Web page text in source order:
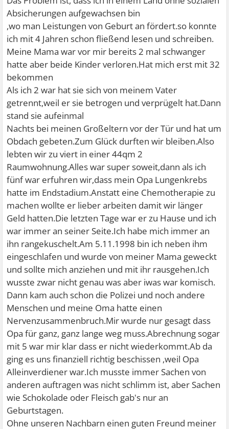
Absicherungen aufgewachsen bin
,wo man Leistungen von Geburt an fördert.so konnte
ich mit 4 Jahren schon fließend lesen und schreiben.
Meine Mama war vor mir bereits 2 mal schwanger
hatte aber beide Kinder verloren.Hat mich erst mit 32
bekommen
Als ich 2 war hat sie sich von meinem Vater
getrennt,weil er sie betrogen und verprügelt hat.Dann
stand sie aufeinmal
Nachts bei meinen Großeltern vor der Tür und hat um
Obdach gebeten.Zum Glück durften wir bleiben.Also
lebten wir zu viert in einer 44qm 2
Raumwohnung.Alles war super soweit,dann als ich
fünf war erfuhren wir,dass mein Opa Lungenkrebs
hatte im Endstadium.Anstatt eine Chemotherapie zu
machen wollte er lieber arbeiten damit wir länger
Geld hatten.Die letzten Tage war er zu Hause und ich
war immer an seiner Seite.Ich habe mich immer an
ihn rangekuschelt.Am 5.11.1998 bin ich neben ihm
eingeschlafen und wurde von meiner Mama geweckt
und sollte mich anziehen und mit ihr rausgehen.Ich
wusste zwar nicht genau was aber iwas war komisch.
Dann kam auch schon die Polizei und noch andere
Menschen und meine Oma hatte einen
Nervenzusammenbruch.Mir wurde nur gesagt dass
Opa für ganz, ganz lange weg muss.Abrechnung sogar
mit 5 war mir klar dass er nicht wiederkommt.Ab da
ging es uns finanziell richtig beschissen ,weil Opa
Alleinverdiener war.Ich musste immer Sachen von
anderen auftragen was nicht schlimm ist, aber Sachen
wie Schokolade oder Fleisch gab's nur an
Geburtstagen.
Ohne unseren Nachbarn einen guten Freund meiner